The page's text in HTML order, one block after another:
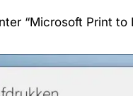
“Microsoft Print to